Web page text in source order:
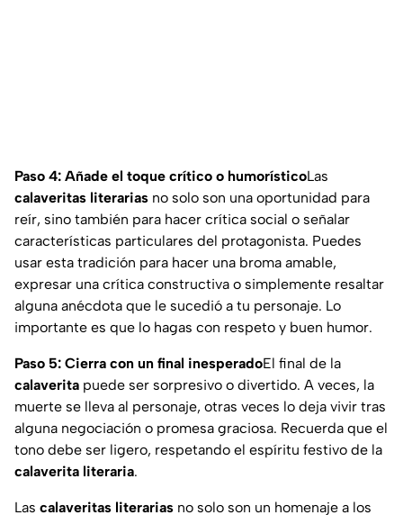
Paso 4: Añade el toque crítico o humorísticoLas
calaveritas literarias no solo son una oportunidad para
reír, sino también para hacer crítica social o señalar
características particulares del protagonista. Puedes
usar esta tradición para hacer una broma amable,
expresar una crítica constructiva o simplemente resaltar
alguna anécdota que le sucedió a tu personaje. Lo
importante es que lo hagas con respeto y buen humor.
Paso 5: Cierra con un final inesperadoEl final de la
calaverita puede ser sorpresivo o divertido. A veces, la
muerte se lleva al personaje, otras veces lo deja vivir tras
alguna negociación o promesa graciosa. Recuerda que el
tono debe ser ligero, respetando el espíritu festivo de la
calaverita literaria.
Las calaveritas literarias no solo son un homenaje a los